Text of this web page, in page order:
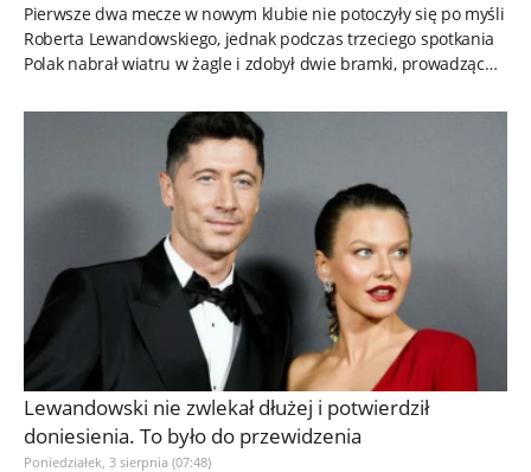
Pierwsze dwa mecze w nowym klubie nie potoczyły się po myśli
Roberta Lewandowskiego, jednak podczas trzeciego spotkania
Polak nabrał wiatru w żagle i zdobył dwie bramki, prowadząc
Lewandowski nie zwlekał dłużej i potwierdził
doniesienia. To było do przewidzenia
Poniedziałek, 3 sierpnia (07:48)